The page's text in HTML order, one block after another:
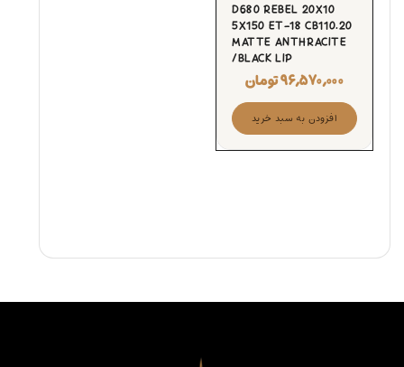
D680 REBEL 20X10
5X150 ET-18 CB110.20
MATTE ANTHRACITE
/BLACK LIP
۹۶,۵۷۰,۰۰۰تومان
افزودن به سبد خرید